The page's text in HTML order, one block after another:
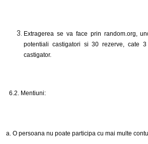
Extragerea se va face prin random.org,
potentiali castigatori si 30 rezerve, cate
castigator.
6.2. Mentiuni:
a. O persoana nu poate participa cu mai multe